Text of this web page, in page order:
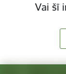
Vai šī